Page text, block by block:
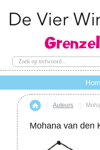
Home
:: Auteurs ::
Mohana van den